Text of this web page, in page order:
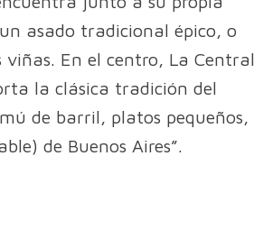
asado tradicional épico, o
viñas. En el centro, La Central
la clásica tradición del
de barril, platos pequeños,
de Buenos Aires”.